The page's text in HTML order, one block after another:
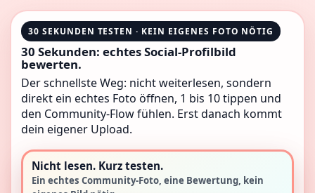
30 SEKUNDEN TESTEN · KEIN EIGENES FOTO NÖTIG
30 Sekunden: echtes Social-Profilbild
bewerten.
Der schnellste Weg: nicht weiterlesen, sondern
direkt ein echtes Foto öffnen, 1 bis 10 tippen und
den Community-Flow fühlen. Erst danach kommt
dein eigener Upload.
Nicht lesen. Kurz testen.
Ein echtes Community-Foto, eine Bewertung, kein